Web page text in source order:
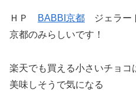
ＨＰ BABBI京都 ジェラー
京都のみらしいです！
楽天でも買える小さいチョ
美味しそうで気になる